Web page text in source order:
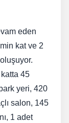
eden
kat ve 2
45
yeri, 420
salon, 145
1 adet